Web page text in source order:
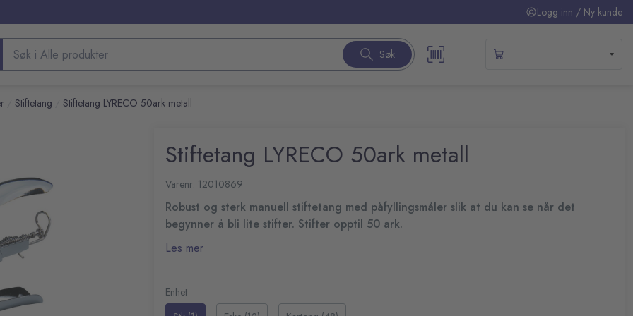
Logg inn / Ny kunde
Søk etter produkter Søk
Stiftetang Stiftetang LYRECO 50ark metall
Stiftetang LYRECO 50ark metall
Varenr: 12010869
Robust og sterk manuell stiftetang med påfyllingsmåler slik at du kan se når det
begynner å bli lite stifter. Stifter opptil 50 ark.
Ergonomisk håndtak for komfort; Perfekt for postrommet, restauranten, hjemmet, kontoret og
mer.
Stifter opptil 50 ark
Les mer
Enhet